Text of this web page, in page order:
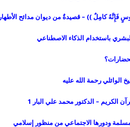
فَإِنَّهُ كامِلٌ )) – قصيدةٌ من ديوان مدائح الأطهار
باستخدام الذكاء الاصطناعي
الوائلي رحمة الله عليه
الكريم – الدكتور محمد علي البار 1
ودورها الاجتماعي من منظور إسلامي